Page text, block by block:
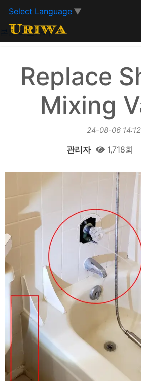
본문 바로가기
Select Language ▼
Replace
Mixing
24-08-06 14:12
관리자 1,718회